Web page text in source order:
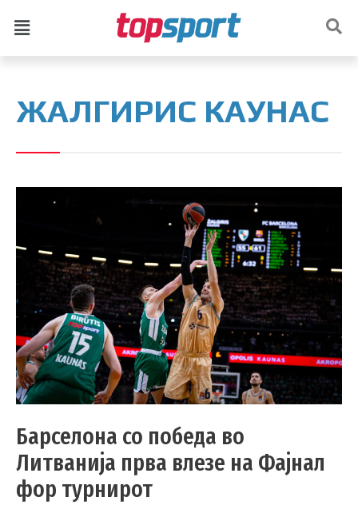
ЖАЛГИРИС КАУНАС
Барселона со победа во
Литванија прва влезе на Фајнал
фор турнирот